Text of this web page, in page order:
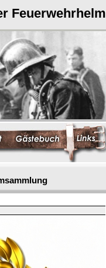
Feuerwehrhelm